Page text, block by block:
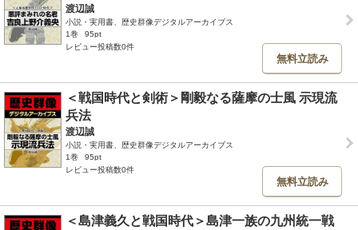
渡辺誠
小説・実用書、歴史群像デジタルアーカイブス
1巻
95pt
レビュー投稿数0件
無料立読み
＜戦国時代と剣術＞剛毅なる薩摩の士風 示現流
兵法
渡辺誠
小説・実用書、歴史群像デジタルアーカイブス
1巻
95pt
レビュー投稿数0件
無料立読み
＜島津義久と戦国時代＞島津一族の九州統一戦